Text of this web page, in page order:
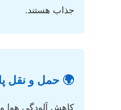
جذاب هستند.
🌍 حمل و نقل